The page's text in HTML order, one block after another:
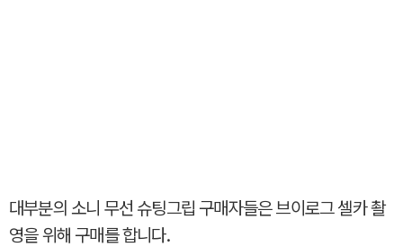
대부분의 소니 무선 슈팅그립 구매자들은 브이로그 셀카 촬
영을 위해 구매를 합니다.